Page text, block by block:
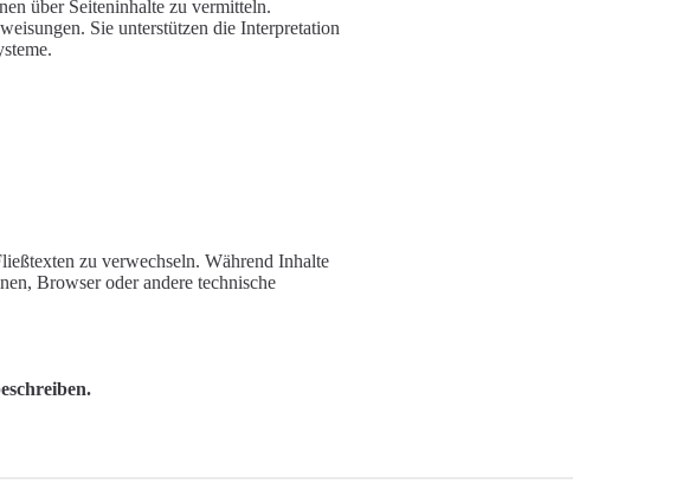
über Seiteninhalte zu vermitteln.
Sie unterstützen die Interpretation
zu verwechseln. Während Inhalte
Browser oder andere technische